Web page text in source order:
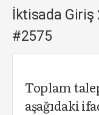
İktisada Giriş
#2575
Toplam
aşağıdaki